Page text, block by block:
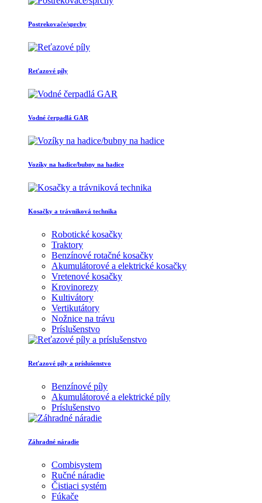
Postrekovače/sprchy
Reťazové píly
Vodné čerpadlá GAR
Vozíky na hadice/bubny na hadice
Kosačky a trávniková technika
Robotické kosačky
Traktory
Benzínové rotačné kosačky
Akumulátorové a elektrické kosačky
Vretenové kosačky
Krovinorezy
Kultivátory
Vertikutátory
Nožnice na trávu
Príslušenstvo
Reťazové píly a príslušenstvo
Benzínové píly
Akumulátorové a elektrické píly
Príslušenstvo
Záhradné náradie
Combisystem
Ručné náradie
Čistiaci systém
Fúkače